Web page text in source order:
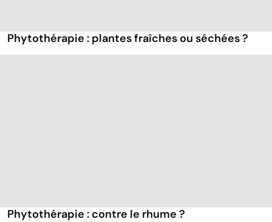
Phytothérapie : plantes fraîches ou séchées ?
Phytothérapie : contre le rhume ?